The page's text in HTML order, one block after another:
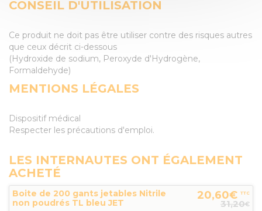
CONSEIL D'UTILISATION
Ce produit ne doit pas être utiliser contre des risques autres
que ceux décrit ci-dessous
(Hydroxide de sodium, Peroxyde d'Hydrogène,
Formaldehyde)
MENTIONS LÉGALES
Dispositif médical
Respecter les précautions d'emploi.
LES INTERNAUTES ONT ÉGALEMENT
ACHETÉ
Boite de 200 gants jetables Nitrile
non poudrés TL bleu JET
20,60€ TTC
31,20€